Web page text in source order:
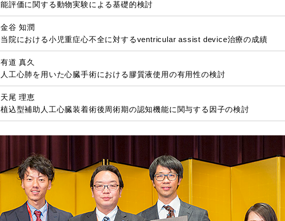
能評価に関する動物実験による基礎的検討
金谷 知潤
当院における小児重症心不全に対するventricular assist device治療の成績
有道 真久
人工心肺を用いた心臓手術における膠質液使用の有用性の検討
天尾 理恵
植込型補助人工心臓装着術後周術期の認知機能に関与する因子の検討